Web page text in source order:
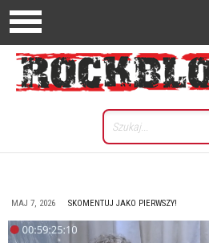
MAJ 7, 2026 SKOMENTUJ JAKO PIERWSZY!